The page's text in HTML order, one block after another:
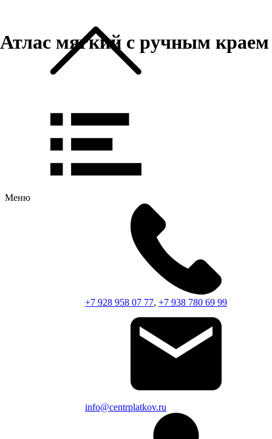
Меню
+7 928 958 07 77, +7 938 780 69 99
info@centrplatkov.ru
Атлас мягкий с ручным краем